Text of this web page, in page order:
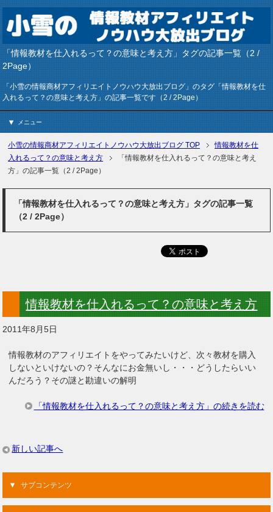
「情報教材を仕入れるって？の意味と考え方」タグの記事一覧（2 /
2Page）
「小雪の情報商材アフィリエイトノウハウ大放出ブログ」のタグ「情報教材を仕
入れるって？の意味と考え方」の記事一覧です（2 / 2Page）
メニュー
小雪の情報商材アフィリエイトノウハウ大放出ブログ TOP
情報教材を仕
入れるって？の意味と考え方
「情報教材を仕入れるって？の意味と考え
方」の記事一覧（2 / 2Page）
「情報教材を仕入れるって？の意味と考え方」タグの記事一覧
（2 / 2Page）
情報教材を仕入れるって？の意味と考え方
2011年8月5日
情報教材のアフィリエイトをやってみたいけど、次々教材を購入
しないといけないの？そんなにお金無いし・・・どうしたらいい
んだろう？その謎と勘違いの解明
「情報教材を仕入れるって？の意味と考え方」の続きを読む
新しい記事へ
サブコンテンツ